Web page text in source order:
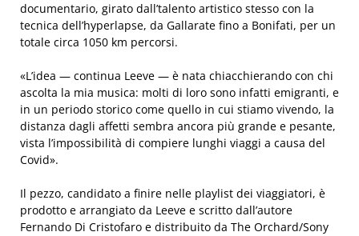
documentario, girato dall’talento artistico stesso con la
tecnica dell’hyperlapse, da Gallarate fino a Bonifati, per un
totale circa 1050 km percorsi.
«L’idea — continua Leeve — è nata chiacchierando con chi
ascolta la mia musica: molti di loro sono infatti emigranti, e
in un periodo storico come quello in cui stiamo vivendo, la
distanza dagli affetti sembra ancora più grande e pesante,
vista l’impossibilità di compiere lunghi viaggi a causa del
Covid».
Il pezzo, candidato a finire nelle playlist dei viaggiatori, è
prodotto e arrangiato da Leeve e scritto dall’autore
Fernando Di Cristofaro e distribuito da The Orchard/Sony